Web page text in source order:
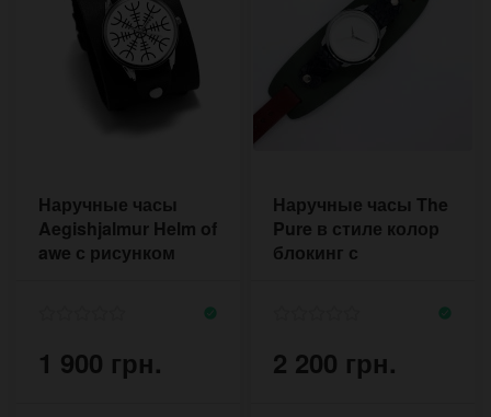
Наручные часы
Aegishjalmur Helm of
awe с рисунком
1 900 грн.
Наручные часы The
Pure в стиле колор
блокинг с
2 200 грн.